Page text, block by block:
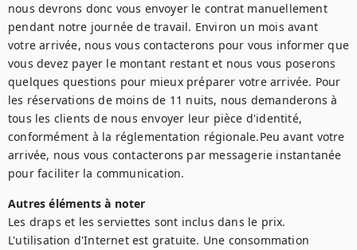
nous devrons donc vous envoyer le contrat manuellement
pendant notre journée de travail. Environ un mois avant
votre arrivée, nous vous contacterons pour vous informer que
vous devez payer le montant restant et nous vous poserons
quelques questions pour mieux préparer votre arrivée. Pour
les réservations de moins de 11 nuits, nous demanderons à
tous les clients de nous envoyer leur pièce d'identité,
conformément à la réglementation régionale.Peu avant votre
arrivée, nous vous contacterons par messagerie instantanée
Autres éléments à noter
Les draps et les serviettes sont inclus dans le prix.
L'utilisation d'Internet est gratuite. Une consommation